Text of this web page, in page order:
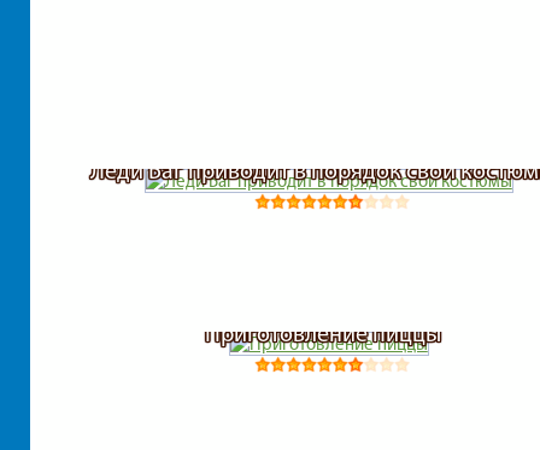
Леди Баг приводит в порядок свои
Приготовление пиццы